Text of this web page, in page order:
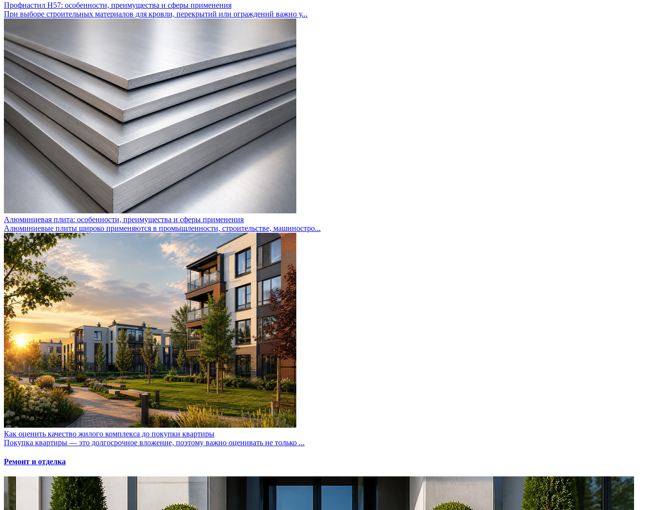
Профнастил Н57: особенности, преимущества и сферы применения
При выборе строительных материалов для кровли, перекрытий или ограждений важно у...
Алюминиевая плита: особенности, преимущества и сферы применения
Алюминиевые плиты широко применяются в промышленности, строительстве, машиностро...
Как оценить качество жилого комплекса до покупки квартиры
Покупка квартиры — это долгосрочное вложение, поэтому важно оценивать не только ...
Ремонт и отделка